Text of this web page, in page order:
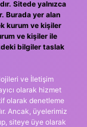
Sitede yalnızca
Burada yer alan
kurum ve kişiler
ve kişiler ile
bilgiler taslak
ve İletişim
olarak hizmet
olarak denetleme
Ancak, üyelerimiz
siteye üye olarak